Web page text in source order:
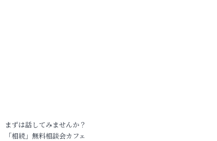
まずは話してみませんか？
「相続」無料相談会カフェ